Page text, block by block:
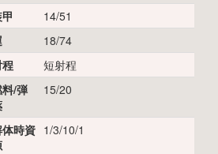
14/51
18/74
短射程
/弾
15/20
時資 1/3/10/1